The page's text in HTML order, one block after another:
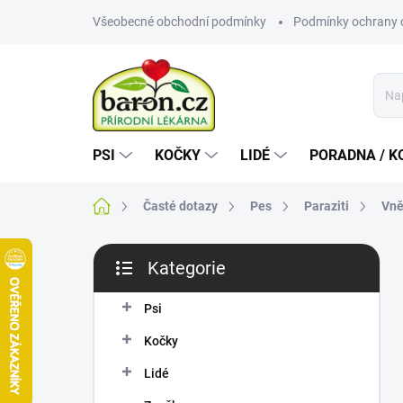
Všeobecné obchodní podmínky Podmínky ochrany
PSI KOČKY LIDÉ PORADNA /
Domů Časté dotazy Pes Paraziti
P
s
kategorie
Kategorie
Psi
Kočky
Lidé